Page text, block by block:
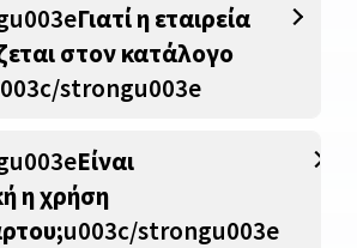
Γιατί η εταιρεία
στον κατάλογο
strongu003e
Είναι
η χρήση
u003c/strongu003e